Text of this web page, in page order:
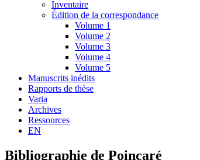
Inventaire
Édition de la correspondance
Volume 1
Volume 2
Volume 3
Volume 4
Volume 5
Manuscrits inédits
Rapports de thèse
Varia
Archives
Ressources
EN
Bibliographie de Poincaré